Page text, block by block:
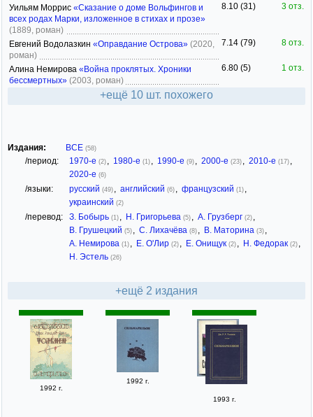
Уильям Моррис «Сказание о доме Вольфингов и
всех родах Марки, изложенное в стихах и прозе»
(1889, роман)
8.10 (31) 3 отз.
Евгений Водолазкин «Оправдание Острова» (2020,
роман)
7.14 (79) 8 отз.
Алина Немирова «Война проклятых. Хроники
бессмертных» (2003, роман)
6.80 (5) 1 отз.
+ещё 10 шт. похожего
Издания: ВСЕ (58)
/период: 1970-е (2) , 1980-е (1) , 1990-е (9) , 2000-е (23) , 2010-е (17) ,
2020-е (6)
/языки: русский (49) , английский (6) , французский (1) ,
украинский (2)
/перевод: З. Бобырь (1) , Н. Григорьева (5) , А. Грузберг (2) ,
В. Грушецкий (5) , С. Лихачёва (8) , В. Маторина (3) ,
А. Немирова (1) , Е. О'Лир (2) , Е. Онищук (2) , Н. Федорак (2) ,
Н. Эстель (26)
+ещё 2 издания
1992 г.
1992 г.
1993 г.